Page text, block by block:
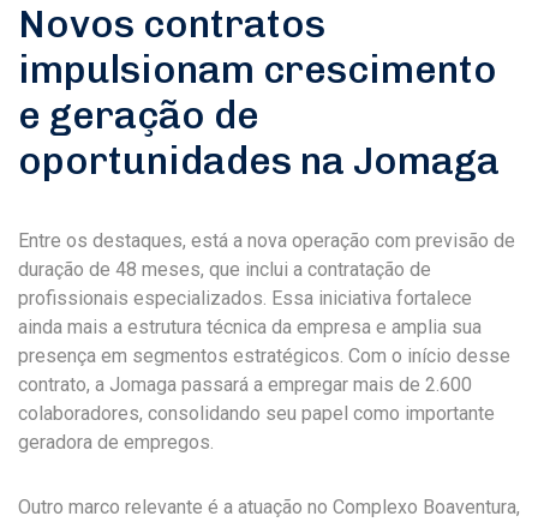
Novos contratos
impulsionam crescimento
e geração de
oportunidades na Jomaga
Entre os destaques, está a nova operação com previsão de
duração de 48 meses, que inclui a contratação de
profissionais especializados. Essa iniciativa fortalece
ainda mais a estrutura técnica da empresa e amplia sua
presença em segmentos estratégicos. Com o início desse
contrato, a Jomaga passará a empregar mais de 2.600
colaboradores, consolidando seu papel como importante
geradora de empregos.
Outro marco relevante é a atuação no Complexo Boaventura,